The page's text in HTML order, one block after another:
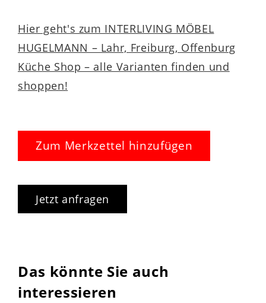
und in verschiedenen Farben bestellbar.
Hier geht's zum INTERLIVING MÖBEL
HUGELMANN – Lahr, Freiburg, Offenburg
Küche Shop – alle Varianten finden und
shoppen!
Zum Merkzettel hinzufügen
Jetzt anfragen
Das könnte Sie auch
interessieren